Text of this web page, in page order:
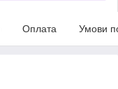
Оплата Умови